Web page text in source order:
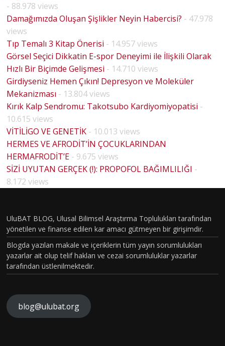
- 88.978 views
Damağımızda Oluşan Şişlikler Neyin Habercisi? - 47.978
views
Tıp Temalı 3 Kitap Önerisi - 14.957 views
Görsel Seçici Dikkatin E-spor Deneyimi ile İlişkili Olarak
Hızlı Bir Biçimde Gelişmesi - 14.710 views
Girdiyseniz Hemen Çıkın! Depresyon ve Moleküler
Mekanizması - 13.804 views
Kırık Kalp Sendromu: Takotsubo Kardiyomiyopatisi -
10.615 views
VİTİLİGO VE GENETİK - 10.013 views
HERMES VE AFRODİT’İN ÇOCUKLARINDAN
HERMAFRODİT’E - 9.675 views
SİZİ UYUTAN GERÇEK (!): PROPOFOL BAĞIMLILIĞI -
8.172 views
UluBAT BLOG, Ulusal Bilimsel Araştırma Toplulukları tarafından
yönetilen ve finanse edilen kar amacı gütmeyen bir girişimdir.
Blogda yazılan makale ve içeriklerin tüm yayın sorumlulukları
yazarlar ait olup telif hakları ve cezai sorumluluklar yazarlar
tarafından üstlenilmektedir.
blog@ulubat.org